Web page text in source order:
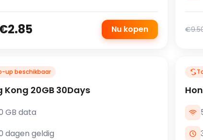
Nu kopen
up beschikbaar
Kong 20GB 30Days
GB data
dagen geldig